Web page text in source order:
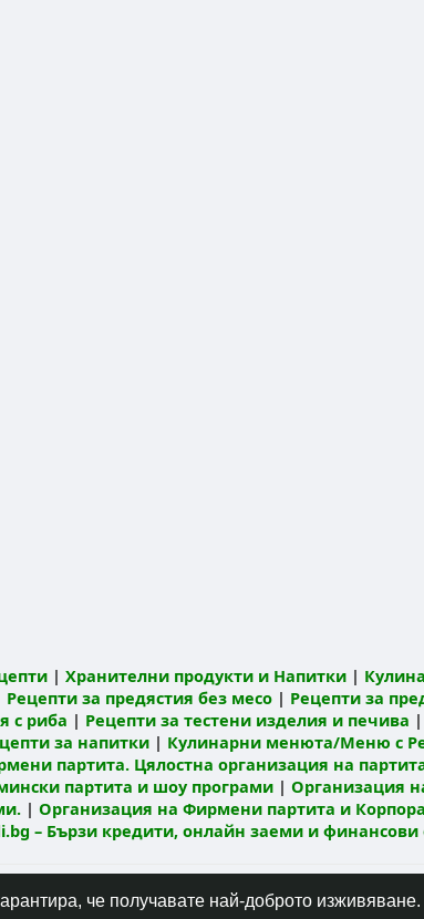
че получавате най-доброто изживяване.
| Хранителни продукти и Напитки|
Рецепти за предястия без месо| Рецепти за
с риба | Рецепти за тестени изделия и печива |
за напитки| Кулинарни менюта/Меню с
партита. Цялостна организация на партита
партита и шоу програми | Организация
| Организация на Фирмени партита и
– Бързи кредити, онлайн заеми и финансови
Начало Относно Контакт Политика